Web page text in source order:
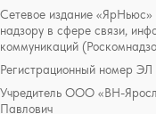
Сетевое издание
надзору в сфере связи,
коммуникаций
Регистрационный номер
Учредитель ООО «ВН-
Павлович